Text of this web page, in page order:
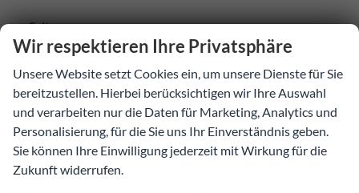
Seiten:
12
Fahrzeugnr.
Detailsuche
Wir respektieren Ihre Privatsphäre
Unsere Website setzt Cookies ein, um unsere Dienste für Sie
bereitzustellen. Hierbei berücksichtigen wir Ihre Auswahl
und verarbeiten nur die Daten für Marketing, Analytics und
Personalisierung, für die Sie uns Ihr Einverständnis geben.
Sie können Ihre Einwilligung jederzeit mit Wirkung für die
Zukunft widerrufen.